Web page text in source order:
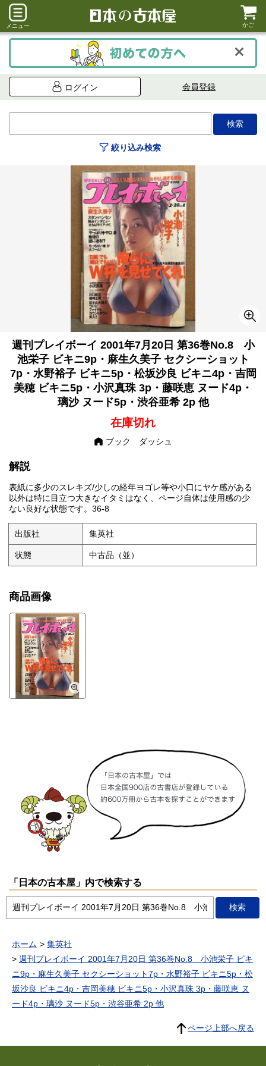
メニュー かご
ログイン 会員登録
絞り込み検索
週刊プレイボーイ 2001年7月20日 第36巻No.8 小
池栄子 ビキニ9p・麻生久美子 セクシーショット
7p・水野裕子 ビキニ5p・松坂沙良 ビキニ4p・吉岡
美穂 ビキニ5p・小沢真珠 3p・藤咲恵 ヌード4p・
璃沙 ヌード5p・渋谷亜希 2p 他
在庫切れ
ブック ダッシュ
解説
表紙に多少のスレキズ/少しの経年ヨゴレ等や小口にヤケ感がある
以外は特に目立つ大きなイタミはなく、ページ自体は使用感の少
ない良好な状態です。36-8
出版社 集英社
状態 中古品（並）
商品画像
「日本の古本屋」内で検索する
ホーム
集英社
週刊プレイボーイ 2001年7月20日 第36巻No.8 小池栄子 ビキ
ニ9p・麻生久美子 セクシーショット7p・水野裕子 ビキニ5p・松
坂沙良 ビキニ4p・吉岡美穂 ビキニ5p・小沢真珠 3p・藤咲恵 ヌ
ード4p・璃沙 ヌード5p・渋谷亜希 2p 他
ページ上部へ戻る